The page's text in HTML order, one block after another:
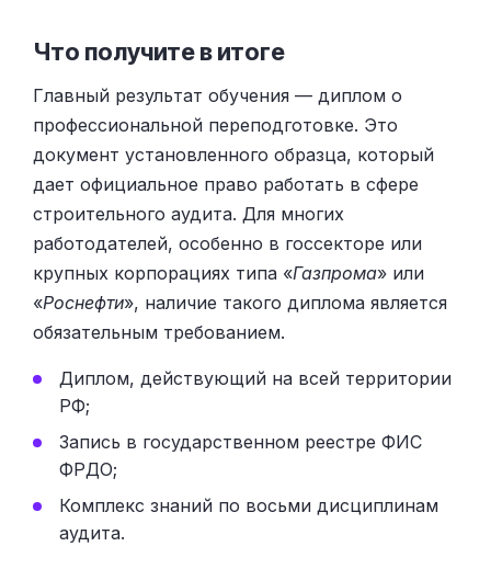
Что получите в итоге
Главный результат обучения — диплом о
профессиональной переподготовке. Это
документ установленного образца, который
дает официальное право работать в сфере
строительного аудита. Для многих
работодателей, особенно в госсекторе или
крупных корпорациях типа «Газпрома» или
«Роснефти», наличие такого диплома является
обязательным требованием.
Диплом, действующий на всей территории
РФ;
Запись в государственном реестре ФИС
ФРДО;
Комплекс знаний по восьми дисциплинам
аудита.